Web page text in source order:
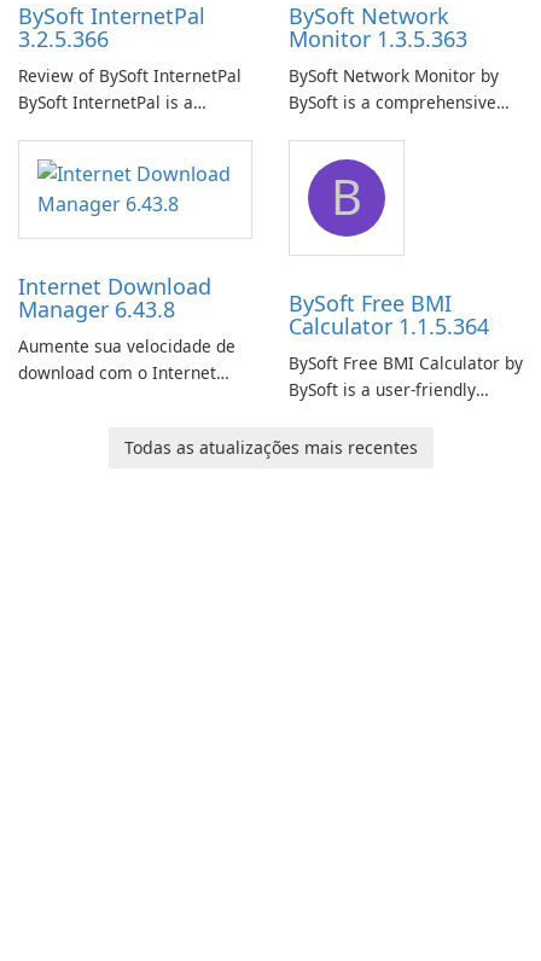
BySoft InternetPal
3.2.5.366
Review of BySoft InternetPal
BySoft InternetPal is a
application designed to
monitor your internet
connection and provide real-
time insights into its
BySoft Network
Monitor 1.3.5.363
BySoft Network Monitor by
BySoft is a comprehensive
designed to help businesses
effectively manage their
network infrastructure.
Internet Download
Manager 6.43.8
Aumente sua velocidade de
download com o Internet
B
BySoft Free BMI
Calculator 1.1.5.364
BySoft Free BMI Calculator by
BySoft is a user-friendly
designed to help you
Todas as atualizações mais recentes